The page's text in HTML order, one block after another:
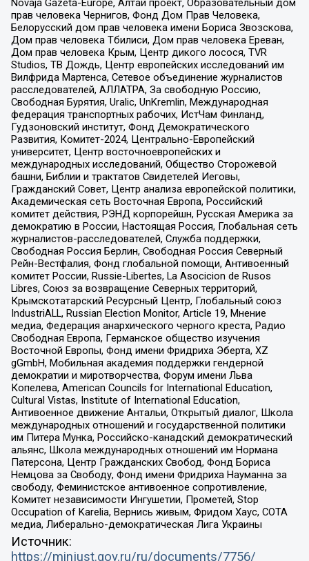
Novaja Gazeta-Europe, Алтай проект, Образовательный дом
прав человека Чернигов, Фонд Дом Прав Человека,
Белорусский дом прав человека имени Бориса Звозскова,
Дом прав человека Тбилиси, Дом прав человека Ереван,
Дом прав человека Крым, Центр дикого лосося, TVR
Studios, ТВ Дождь, Центр европейских исследований им
Вилфрида Мартенса, Сетевое объединение журналистов
расследователей, АЛЛАТРА, За свободную Россию,
Свободная Бурятия, Uralic, UnKremlin, Международная
федерация транспортных рабочих, ИстЧам Финланд,
Гудзоновский институт, Фонд Демократического
Развития, Комитет-2024, Центрально-Европейский
университет, Центр восточноевропейских и
международных исследований, Общество Сторожевой
башни, Библии и трактатов Свидетелей Иеговы,
Гражданский Совет, Центр анализа европейской политики,
Академическая сеть Восточная Европа, Российский
комитет действия, РЭНД корпорейшн, Русская Америка за
демократию в России, Настоящая Россия, Глобальная сеть
журналистов-расследователей, Служба поддержки,
Свободная Россия Берлин, Свободная Россия Северный
Рейн-Вестфалия, Фонд глобальной помощи, Антивоенный
комитет России, Russie-Libertes, La Asocicion de Rusos
Libres, Союз за возвращение Северных территорий,
Крымскотатарский Ресурсный Центр, Глобальный союз
IndustriALL, Russian Election Monitor, Article 19, Мнение
медиа, Федерация анархического черного креста, Радио
Свободная Европа, Германское общество изучения
Восточной Европы, Фонд имени Фридриха Эберта, XZ
gGmbH, Мобильная академия поддержки гендерной
демократии и миротворчества, Форум имени Льва
Копелева, American Councils for International Education,
Cultural Vistas, Institute of International Education,
Антивоенное движение Антальи, Открытый диалог, Школа
международных отношений и государственной политики
им Питера Мунка, Российско-канадский демократический
альянс, Школа международных отношений им Нормана
Патерсона, Центр Гражданских Свобод, Фонд Бориса
Немцова за Свободу, Фонд имени Фридриха Науманна за
свободу, Феминистское антивоенное сопротивление,
Комитет независимости Ингушетии, Прометей, Stop
Occupation of Karelia, Вернись живым, Фридом Хаус, СОТА
медиа, Либерально-демократическая Лига Украины
Источник:
https://minjust.gov.ru/ru/documents/7756/